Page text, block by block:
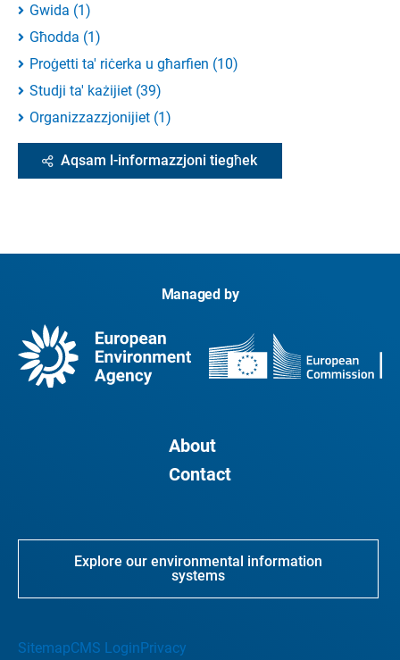
Gwida (1)
Għodda (1)
Proġetti ta' riċerka u għarfien (10)
Studji ta' każijiet (39)
Organizzazzjonijiet (1)
Aqsam l-informazzjoni tiegħek
Managed by
About
Contact
Explore our environmental information
systems
SitemapCMS Login Privacy